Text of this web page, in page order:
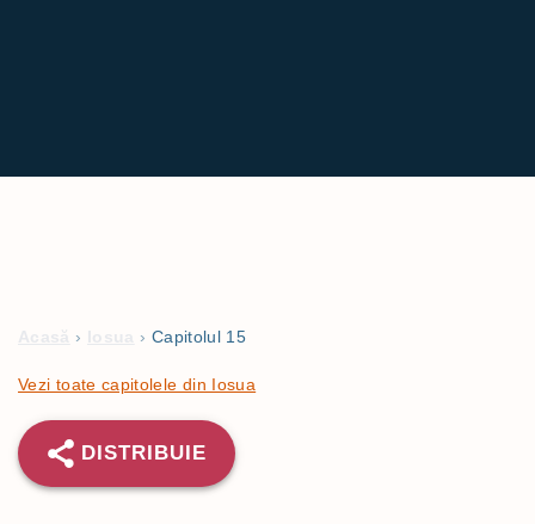
Acasă › Iosua › Capitolul 15
Vezi toate capitolele din Iosua
DISTRIBUIE